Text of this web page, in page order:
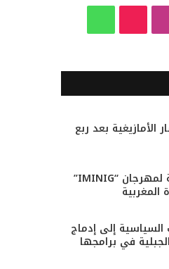
س
ت
ق
ا
k
T
o
ت
س
ا
بعد ربع
أكادير تحتضن الدورة الرابعة لمهرجان “IMINIG”
المغربية
السياسية إلى إدماج
في برامجها